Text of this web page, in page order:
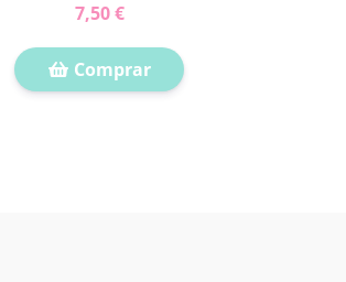
7,50 €
Comprar